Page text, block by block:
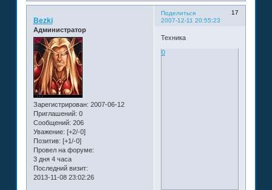
Поделиться
17
2007-12-11 20:55:23
Bezki
Администратор
Зарегистрирован: 2007-06-12
Приглашений: 0
Сообщений: 206
Уважение: [+2/-0]
Позитив: [+1/-0]
Провел на форуме:
3 дня 4 часа
Последний визит:
2013-11-08 23:02:26
Техника
0